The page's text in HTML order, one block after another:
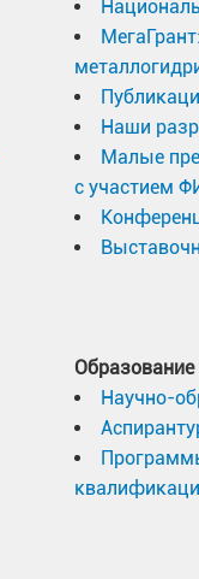
Наши
Малые
с участием
Образование
Научно-